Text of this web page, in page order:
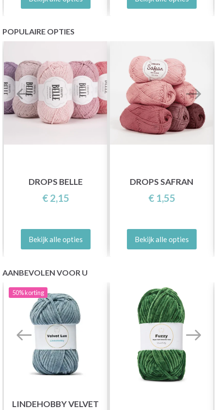
POPULAIRE OPTIES
DROPS BELLE
€ 2,15
Bekijk alle opties
DROPS SAFRAN
€ 1,55
Bekijk alle opties
AANBEVOLEN VOOR U
50%korting
LINDEHOBBY VELVET